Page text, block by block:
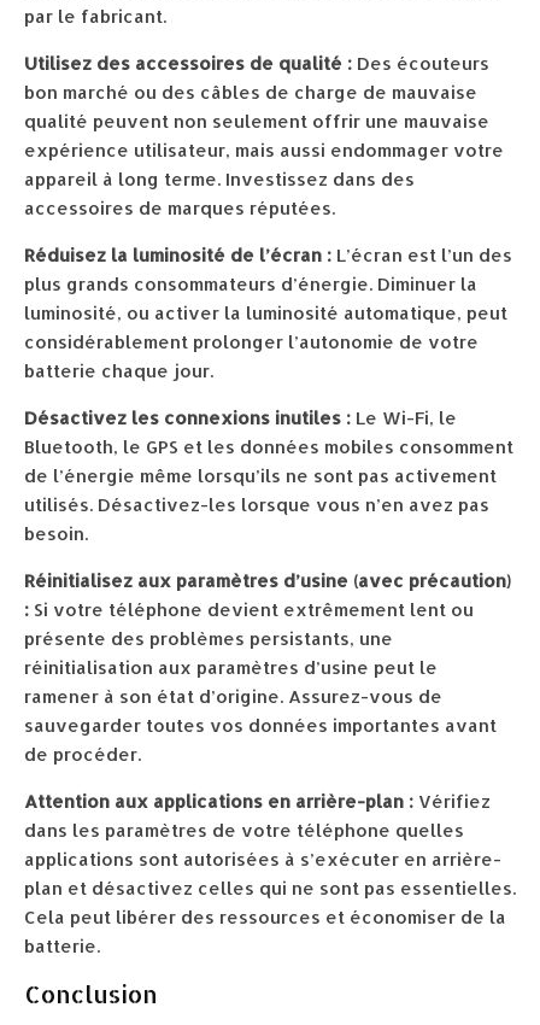
par le fabricant.
Utilisez des accessoires de qualité : Des écouteurs
bon marché ou des câbles de charge de mauvaise
qualité peuvent non seulement offrir une mauvaise
expérience utilisateur, mais aussi endommager votre
appareil à long terme. Investissez dans des
accessoires de marques réputées.
Réduisez la luminosité de l’écran : L’écran est l’un des
plus grands consommateurs d’énergie. Diminuer la
luminosité, ou activer la luminosité automatique, peut
considérablement prolonger l’autonomie de votre
batterie chaque jour.
Désactivez les connexions inutiles : Le Wi-Fi, le
Bluetooth, le GPS et les données mobiles consomment
de l’énergie même lorsqu’ils ne sont pas activement
utilisés. Désactivez-les lorsque vous n’en avez pas
besoin.
Réinitialisez aux paramètres d’usine (avec précaution)
: Si votre téléphone devient extrêmement lent ou
présente des problèmes persistants, une
réinitialisation aux paramètres d’usine peut le
ramener à son état d’origine. Assurez-vous de
sauvegarder toutes vos données importantes avant
de procéder.
Attention aux applications en arrière-plan : Vérifiez
dans les paramètres de votre téléphone quelles
applications sont autorisées à s’exécuter en arrière-
plan et désactivez celles qui ne sont pas essentielles.
Cela peut libérer des ressources et économiser de la
batterie.
Conclusion